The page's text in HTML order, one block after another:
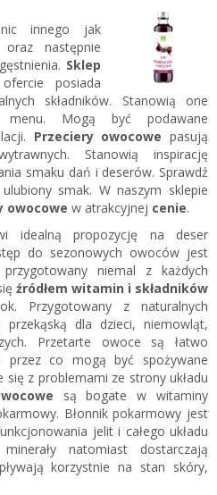
innego jak
następnie
Sklep
posiada
składników. Stanowią one
menu. Mogą być podawane
Przeciery owocowe pasują
Stanowią inspirację
smaku dań i deserów. Sprawdź
smak. W naszym sklepie
owocowe w atrakcyjnej cenie.
idealną propozycję na deser
do sezonowych owoców jest
niemal z każdych
źródłem witamin i składników
Przygotowany z naturalnych
przekąską dla dzieci, niemowląt,
Przetarte owoce są łatwo
przez co mogą być spożywane
z problemami ze strony układu
są bogate w witaminy
Błonnik pokarmowy jest
jelit i całego układu
natomiast dostarczają
korzystnie na stan skóry,